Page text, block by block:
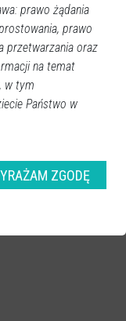
Powiat ostrołecki
prawo żądania
prawo
przetwarzania oraz
na temat
w tym
Państwo w
ZGODĘ